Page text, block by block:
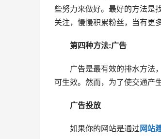
些努力来做好。最好的方法是
关注，慢慢积累粉丝，当有更
第四种方法:广告
广告是最有效的排水方法，
可生效。然而，为了使交通产
广告投放
如果你的网站是通过网站